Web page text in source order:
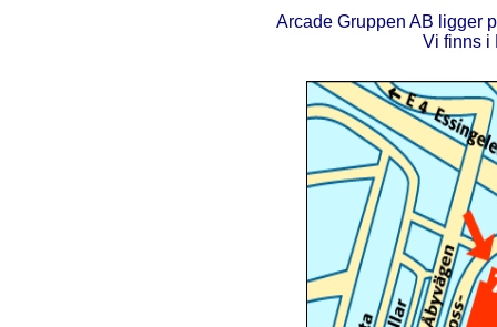
Arcade Gruppen AB ligger
Vi finns i